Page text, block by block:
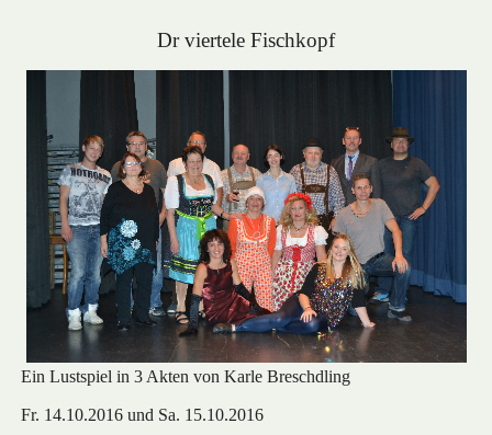
Dr viertele Fischkopf
Ein Lustspiel in 3 Akten von Karle Breschdling
Fr. 14.10.2016 und Sa. 15.10.2016